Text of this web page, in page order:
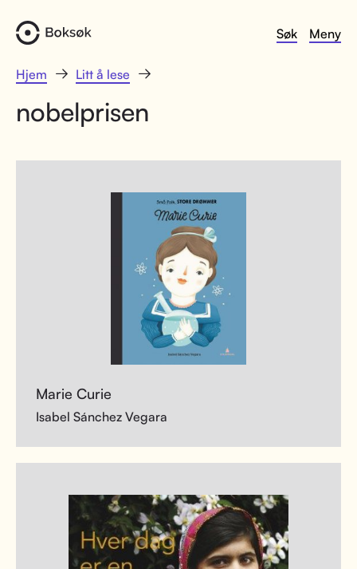
Søk Meny
Hjem Litt å lese
nobelprisen
Marie Curie
Isabel Sánchez Vegara